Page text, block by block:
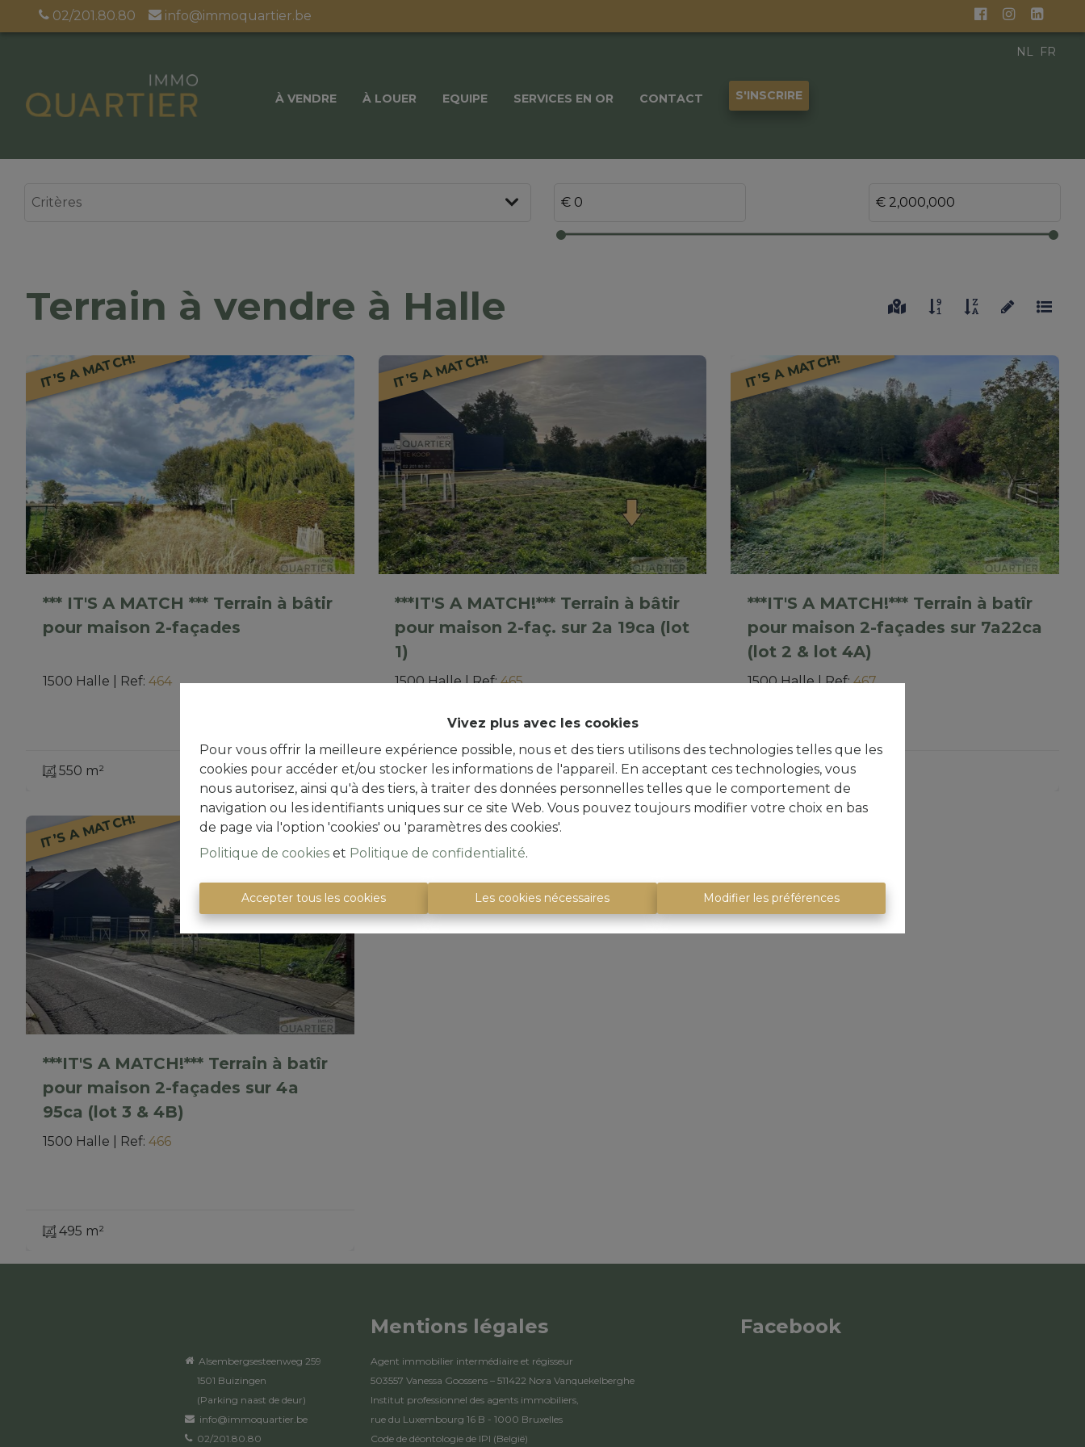
Vivez plus avec les cookies
Pour vous offrir la meilleure expérience possible, nous et des tiers utilisons des technologies telles que les
cookies pour accéder et/ou stocker les informations de l'appareil. En acceptant ces technologies, vous
nous autorisez, ainsi qu'à des tiers, à traiter des données personnelles telles que le comportement de
navigation ou les identifiants uniques sur ce site Web. Vous pouvez toujours modifier votre choix en bas
de page via l'option 'cookies' ou 'paramètres des cookies'.
Politique de cookies et Politique de confidentialité.
Accepter tous les cookies Les cookies nécessaires Modifier les préférences
02/201.80.80 info@immoquartier.be
À VENDRE À LOUER EQUIPE SERVICES EN OR CONTACT S'INSCRIRE
NL FR
Terrain à vendre à Halle
IT’S A MATCH!
*** IT'S A MATCH *** Terrain à bâtir
pour maison 2-façades
1500 Halle Ref: 464
550 m²
IT’S A MATCH!
***IT'S A MATCH!*** Terrain à bâtir
pour maison 2-faç. sur 2a 19ca (lot
1)
1500 Halle | Ref: 465
219 m²
IT’S A MATCH!
***IT'S A MATCH!*** Terrain à batîr
pour maison 2-façades sur 7a22ca
(lot 2 & lot 4A)
1500 Halle | Ref: 467
722 m²
IT’S A MATCH!
***IT'S A MATCH!*** Terrain à batîr
pour maison 2-façades sur 4a
95ca (lot 3 & 4B)
1500 Halle Ref: 466
495 m²
Alsembergsesteenweg 259
1501 Buizingen
(Parking naast de deur)
info@immoquartier.be
02/201.80.80
Mentions légales
Agent immobilier intermédiaire et régisseur
503557 Vanessa Goossens – 511422 Nora Vanquekelberghe
Institut professionnel des agents immobiliers,
rue du Luxembourg 16 B - 1000 Bruxelles
Code de déontologie de IPI (België)
Facebook